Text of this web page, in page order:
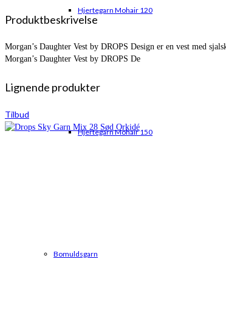
Hjertegarn Mohair 120
Hjertegarn Mohair 150
Bomuldsgarn
Produktbeskrivelse
Morgan’s Daughter Vest by DROPS Design er en vest med
Morgan’s Daughter Vest by DROPS De
Lignende produkter
Tilbud